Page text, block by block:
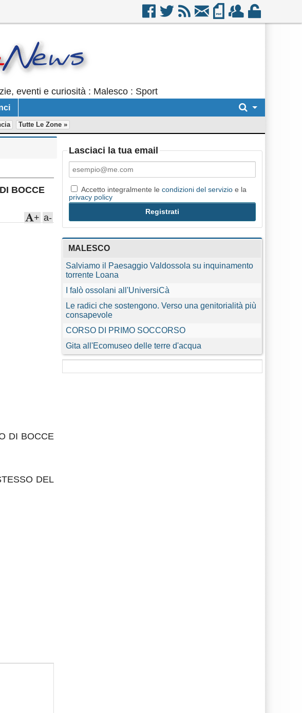
eventi e curiosità : Malesco : Sport
Tutte Le Zone »
BOCCE
a-
+
DI BOCCE
DEL
Lasciaci la tua email
Accetto integralmente lecondizioni del servizio e la
privacy policy
MALESCO
Salviamo il Paesaggio Valdossola su inquinamento
torrente Loana
I falò ossolani all'UniversiCà
Le radici che sostengono. Verso una genitorialità più
consapevole
CORSO DI PRIMO SOCCORSO
Gita all'Ecomuseo delle terre d'acqua